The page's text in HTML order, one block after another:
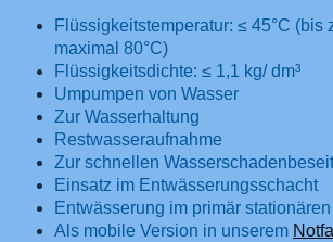
Flüssigkeitstemperatur: ≤ 45°C (bis
maximal 80°C)
Flüssigkeitsdichte: ≤ 1,1 kg/ dm³
Umpumpen von Wasser
Zur Wasserhaltung
Restwasseraufnahme
Zur schnellen
Einsatz im Entwässerungsschacht
Entwässerung im primär
Als mobile Version in unserem